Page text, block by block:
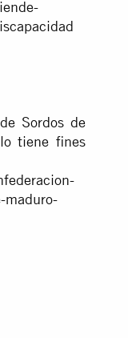
Sordos de
tiene fines
maduro-